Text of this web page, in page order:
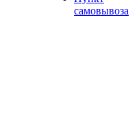
самовывоза